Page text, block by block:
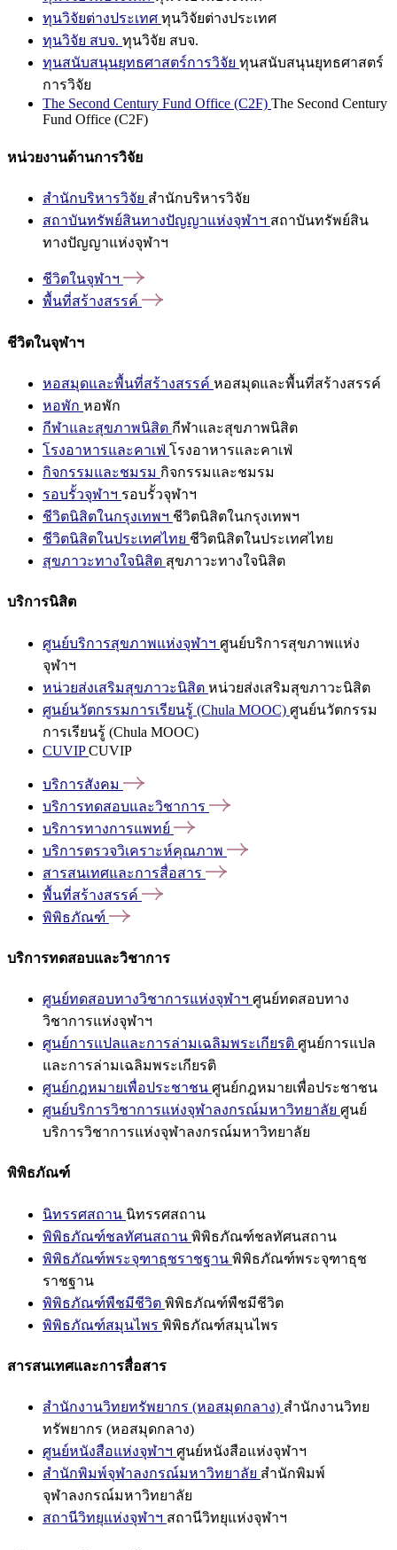
ทุนวิจัยต่างประเทศ ทุนวิจัยต่างประเทศ
ทุนวิจัย สบจ. ทุนวิจัย สบจ.
ทุนสนับสนุนยุทธศาสตร์การวิจัย ทุนสนับสนุนยุทธศาสตร์
การวิจัย
The Second Century Fund Office (C2F) The Second Century
Fund Office (C2F)
หน่วยงานด้านการวิจัย
สำนักบริหารวิจัย สำนักบริหารวิจัย
สถาบันทรัพย์สินทางปัญญาแห่งจุฬาฯ สถาบันทรัพย์สิน
ทางปัญญาแห่งจุฬาฯ
ชีวิตในจุฬาฯ
พื้นที่สร้างสรรค์
ชีวิตในจุฬาฯ
หอสมุดและพื้นที่สร้างสรรค์ หอสมุดและพื้นที่สร้างสรรค์
หอพัก หอพัก
กีฬาและสุขภาพนิสิต กีฬาและสุขภาพนิสิต
โรงอาหารและคาเฟ่ โรงอาหารและคาเฟ่
กิจกรรมและชมรม กิจกรรมและชมรม
รอบรั้วจุฬาฯ รอบรั้วจุฬาฯ
ชีวิตนิสิตในกรุงเทพฯ ชีวิตนิสิตในกรุงเทพฯ
ชีวิตนิสิตในประเทศไทย ชีวิตนิสิตในประเทศไทย
สุขภาวะทางใจนิสิต สุขภาวะทางใจนิสิต
บริการนิสิต
ศูนย์บริการสุขภาพแห่งจุฬาฯ ศูนย์บริการสุขภาพแห่ง
จุฬาฯ
หน่วยส่งเสริมสุขภาวะนิสิต หน่วยส่งเสริมสุขภาวะนิสิต
ศูนย์นวัตกรรมการเรียนรู้ (Chula MOOC) ศูนย์นวัตกรรม
การเรียนรู้ (Chula MOOC)
CUVIPCUVIP
บริการสังคม
บริการทดสอบและวิชาการ
บริการทางการแพทย์
บริการตรวจวิเคราะห์คุณภาพ
สารสนเทศและการสื่อสาร
พื้นที่สร้างสรรค์
พิพิธภัณฑ์
บริการทดสอบและวิชาการ
ศูนย์ทดสอบทางวิชาการแห่งจุฬาฯ ศูนย์ทดสอบทาง
วิชาการแห่งจุฬาฯ
ศูนย์การแปลและการล่ามเฉลิมพระเกียรติ ศูนย์การแปล
และการล่ามเฉลิมพระเกียรติ
ศูนย์กฎหมายเพื่อประชาชน ศูนย์กฎหมายเพื่อประชาชน
ศูนย์บริการวิชาการแห่งจุฬาลงกรณ์มหาวิทยาลัย ศูนย์
บริการวิชาการแห่งจุฬาลงกรณ์มหาวิทยาลัย
พิพิธภัณฑ์
นิทรรศสถาน นิทรรศสถาน
พิพิธภัณฑ์ชลทัศนสถาน พิพิธภัณฑ์ชลทัศนสถาน
พิพิธภัณฑ์พระจุฑาธุชราชฐาน พิพิธภัณฑ์พระจุฑาธุช
ราชฐาน
พิพิธภัณฑ์พืชมีชีวิต พิพิธภัณฑ์พืชมีชีวิต
พิพิธภัณฑ์สมุนไพร พิพิธภัณฑ์สมุนไพร
สารสนเทศและการสื่อสาร
สำนักงานวิทยทรัพยากร (หอสมุดกลาง) สำนักงานวิทย
ทรัพยากร (หอสมุดกลาง)
ศูนย์หนังสือแห่งจุฬาฯ ศูนย์หนังสือแห่งจุฬาฯ
สำนักพิมพ์จุฬาลงกรณ์มหาวิทยาลัย สำนักพิมพ์
จุฬาลงกรณ์มหาวิทยาลัย
สถานีวิทยุแห่งจุฬาฯ สถานีวิทยุแห่งจุฬาฯ